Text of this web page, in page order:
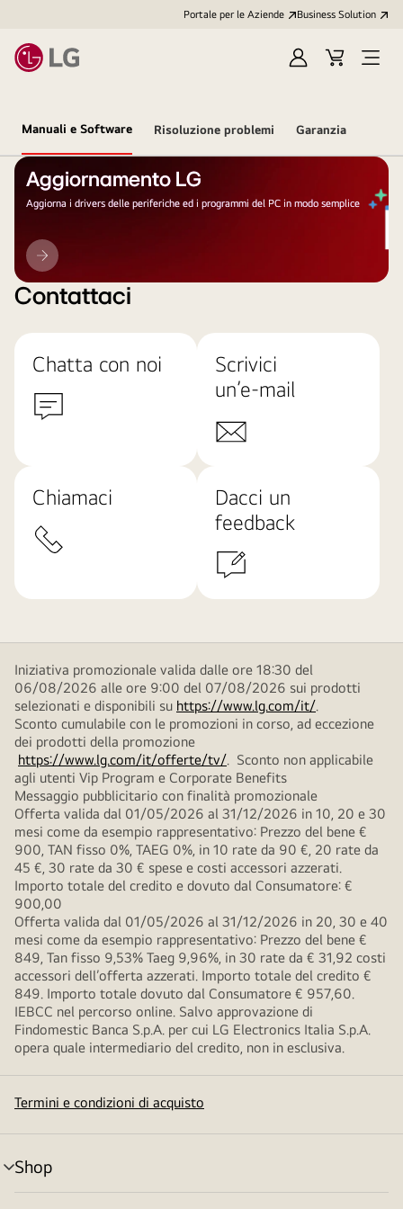
Portale per le Aziende Business Solution
AccediCart
Open
Manuali e Software Risoluzione problemi Garanzia
Aggiornamento LG
Aggiorna i drivers delle periferiche ed i programmi del PC in modo semplice
Aggiornamento
LG
Contattaci
Chatta con noi
Scrivici
un’e-mail
Chiamaci
Dacci un
feedback
Iniziativa promozionale valida dalle ore 18:30 del
06/08/2026 alle ore 9:00 del 07/08/2026 sui prodotti
selezionati e disponibili su https://www.lg.com/it/.
Sconto cumulabile con le promozioni in corso, ad eccezione
dei prodotti della promozione
https://www.lg.com/it/offerte/tv/. Sconto non applicabile
agli utenti Vip Program e Corporate Benefits
Messaggio pubblicitario con finalità promozionale
Offerta valida dal 01/05/2026 al 31/12/2026 in 10, 20 e 30
mesi come da esempio rappresentativo: Prezzo del bene €
900, TAN fisso 0%, TAEG 0%, in 10 rate da 90 €, 20 rate da
45 €, 30 rate da 30 € spese e costi accessori azzerati.
Importo totale del credito e dovuto dal Consumatore: €
900,00
Offerta valida dal 01/05/2026 al 31/12/2026 in 20, 30 e 40
mesi come da esempio rappresentativo: Prezzo del bene €
849, Tan fisso 9,53% Taeg 9,96%, in 30 rate da € 31,92 costi
accessori dell’offerta azzerati. Importo totale del credito €
849. Importo totale dovuto dal Consumatore € 957,60.
IEBCC nel percorso online. Salvo approvazione di
Findomestic Banca S.p.A. per cui LG Electronics Italia S.p.A.
opera quale intermediario del credito, non in esclusiva.
Termini e condizioni di acquisto
Shop
Attivazione
menu